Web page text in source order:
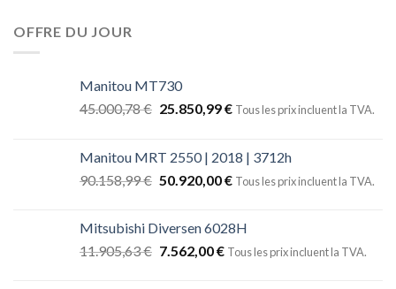
OFFRE DU JOUR
Manitou MT730
45.000,78€ 25.850,99€ Tous les prix incluent la TVA.
Manitou MRT 2550 | 2018 | 3712h
90.158,99€ 50.920,00€ Tous les prix incluent la TVA.
Mitsubishi Diversen 6028H
11.905,63€ 7.562,00€ Tous les prix incluent la TVA.